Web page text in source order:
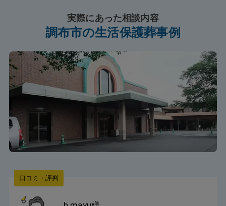
実際にあった相談内容
調布市の生活保護葬事例
口コミ・評判